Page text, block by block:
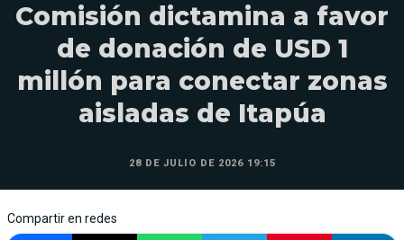
Comisión dictamina a favor
de donación de USD 1
millón para conectar zonas
aisladas de Itapúa
28 DE JULIO DE 2026 19:15
Compartir en redes